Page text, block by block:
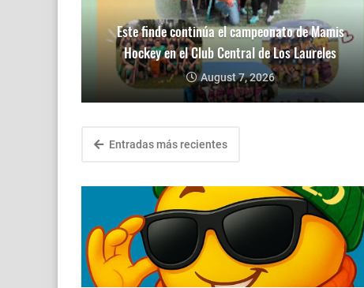
Este finde continúa el campeonato de Mamis
Hockey en el Club Central de Los Laureles
August 7, 2026
Entradas más recientes